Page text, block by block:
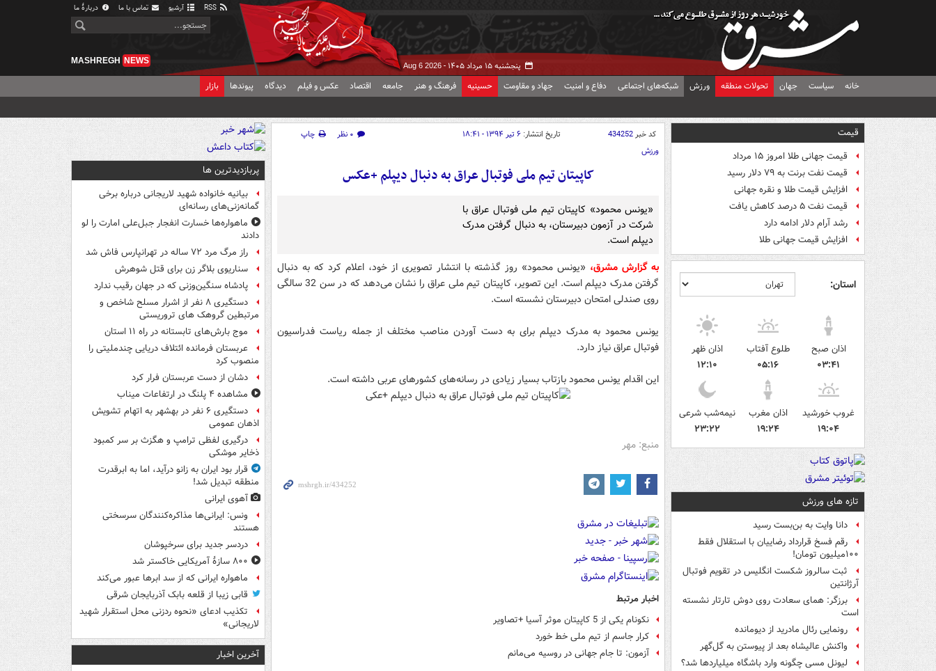
آرشیو تماس با ما دربارهٔ ما
پنجشنبه ۱۵ مرداد ۱۴۰۵ - Aug 6 2026
MASHREGH NEWS
خانه سیاست جهان تحولات منطقه ورزش شبکه‌های اجتماعی دفاع و امنیت جهاد و مقاومت حسینیه فرهنگ و هنر جامعه اقتصاد عکس و فیلم دیدگاه پیوندها بازار
قیمت
قیمت جهانی طلا امروز ۱۵ مرداد
قیمت نفت برنت به ۷۹ دلار رسید
افزایش قیمت طلا و نقره جهانی
قیمت نفت ۵ درصد کاهش یافت
رشد آرام دلار ادامه دارد
افزایش قیمت جهانی طلا
استان:
اذان صبح
۰۳:۴۱
طلوع آفتاب
۰۵:۱۶
اذان ظهر
۱۲:۱۰
غروب خورشید
۱۹:۰۴
اذان مغرب
۱۹:۲۴
نیمه‌شب شرعی
۲۳:۲۲
تازه های ورزش
دانا وایت به بن‌بست رسید
رقم فسخ قرارداد رضاییان با استقلال فقط
۱۰۰میلیون تومان!
ثبت سالروز شکست انگلیس در تقویم فوتبال
آرژانتین
برزگر: همای سعادت روی دوش تارتار نشسته
است
رونمایی رئال مادرید از دیومانده
واکنش عالیشاه بعد از پیوستن به گل‌گهر
لیونل مسی چگونه وارد باشگاه میلیاردها شد؟
کد خبر434252 تاریخ انتشار: ۶ تیر ۱۳۹۴ - ۱۸:۴۱ ۰ نظر
چاپ
ورزش
کاپیتان تیم ملی فوتبال عراق به دنبال دیپلم +عکس
«یونس محمود» کاپیتان تیم ملی فوتبال عراق با
شرکت در آزمون دبیرستان، به دنبال گرفتن مدرک
دیپلم است.
به گزارش مشرق، «یونس محمود» روز گذشته با انتشار تصویری از خود، اعلام کرد که به دنبال
گرفتن مدرک دیپلم است. این تصویر، کاپیتان تیم ملی عراق را نشان می‌دهد که در سن 32 سالگی
روی صندلی امتحان دبیرستان نشسته است.
یونس محمود به مدرک دیپلم برای به دست آوردن مناصب مختلف از جمله ریاست فدراسیون
فوتبال عراق نیاز دارد.
این اقدام یونس محمود بازتاب بسیار زیادی در رسانه‌های کشورهای عربی داشته است.
منبع: مهر
اخبار مرتبط
نکونام یکی از 5 کاپیتان موثر آسیا +تصاویر
کرار جاسم از تیم ملی خط خورد
آزمون: تا جام جهانی در روسیه می‌مانم
پربازدیدترین ها
بیانیه خانواده شهید لاریجانی درباره برخی
گمانه‌زنی‌های رسانه‌ای
ماهواره‌ها خسارت انفجار جبل‌علی امارت را لو
دادند
راز مرگ مرد ۷۲ ساله در تهرانپارس فاش شد
سناریوی بلاگر زن برای قتل شوهرش
پادشاه سنگین‌وزنی که در جهان رقیب ندارد
دستگیری ۸ نفر از اشرار مسلح شاخص و
مرتبطین گروهک های تروریستی
موج بارش‌های تابستانه در راه ۱۱ استان
عربستان فرمانده ائتلاف دریایی چندملیتی را
منصوب کرد
دشان از دست عربستان فرار کرد
مشاهده ۴ پلنگ در ارتفاعات میناب
دستگیری ۶ نفر در بهشهر به اتهام تشویش
اذهان عمومی
درگیری لفظی ترامپ و هگزث بر سر کمبود
ذخایر موشکی
قرار بود ایران به زانو درآید، اما به ابرقدرت
منطقه تبدیل شد!
آهوی ایرانی
ونس: ایرانی‌ها مذاکره‌کنندگان سرسختی
هستند
دردسر جدید برای سرخپوشان
۸۰۰ سازۀ آمریکایی خاکستر شد
ماهواره ایرانی که از سد ابرها عبور می‌کند
قابی زیبا از قلعه بابک آذربایجان شرقی
تکذیب ادعای «نحوه ردزنی محل استقرار شهید
لاریجانی»
آخرین اخبار